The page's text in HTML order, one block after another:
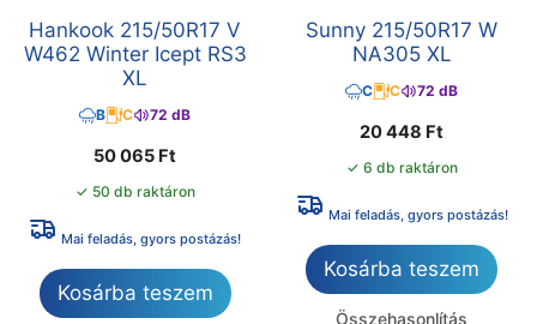
Hankook 215/50R17 V
W462 Winter Icept RS3
XL
B C 72 dB
50 065 Ft
✓ 50 db raktáron
Mai feladás, gyors postázás!
Kosárba teszem
Sunny 215/50R17 W
NA305 XL
C C 72 dB
20 448 Ft
✓ 6 db raktáron
Mai feladás, gyors postázás!
Kosárba teszem
Összehasonlítás